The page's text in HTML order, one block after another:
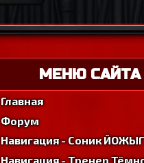
МЕНЮ САЙТА
Главная
Форум
Навигация - Соник ЙОЖЫГ
Навигация - Тренер